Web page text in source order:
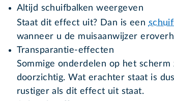
Altijd schuifbalken weergeven
Staat dit effect uit? Dan is een
wanneer u de muisaanwijzer
Transparantie-effecten
Sommige onderdelen op het
doorzichtig. Wat erachter staat is
rustiger als dit effect uit staat.